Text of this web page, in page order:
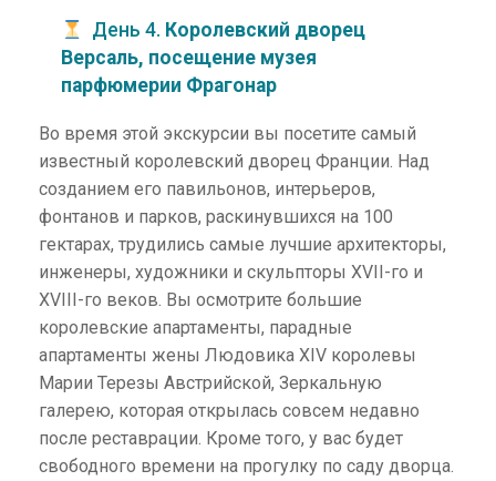
День 4. Королевский дворец
Версаль, посещение музея
парфюмерии Фрагонар
Во время этой экскурсии вы посетите самый
известный королевский дворец Франции. Над
созданием его павильонов, интерьеров,
фонтанов и парков, раскинувшихся на 100
гектарах, трудились самые лучшие архитекторы,
инженеры, художники и скульпторы XVII-го и
XVIII-го веков. Вы осмотрите большие
королевские апартаменты, парадные
апартаменты жены Людовика XIV королевы
Марии Терезы Австрийской, Зеркальную
галерею, которая открылась совсем недавно
после реставрации. Кроме того, у вас будет
свободного времени на прогулку по саду дворца.